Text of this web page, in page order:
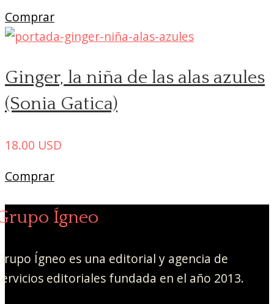
Comprar
Ginger, la niña de las alas azules
(Sonia Gatica)
18.00 USD
Comprar
Ígneo
Ígneo es una editorial y agencia de
editoriales fundada en el año 2013.